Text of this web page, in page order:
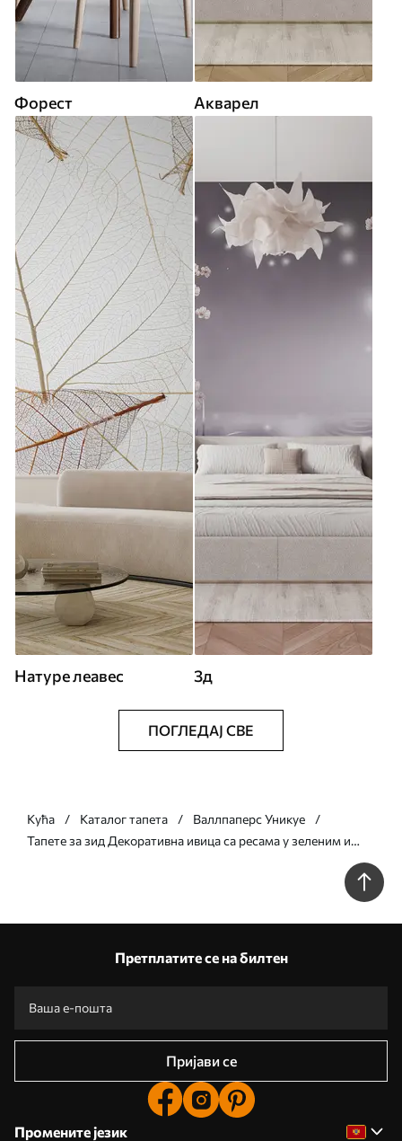
Форест Акварел
Натуре леавес 3д
ПОГЛЕДАЈ СВЕ
Кућа Каталог тапета
Валлпаперс Уникуе
Тапете за зид Декоративна ивица са ресама у зеленим и
Претплатите се на билтен
Пријави се
Промените језик